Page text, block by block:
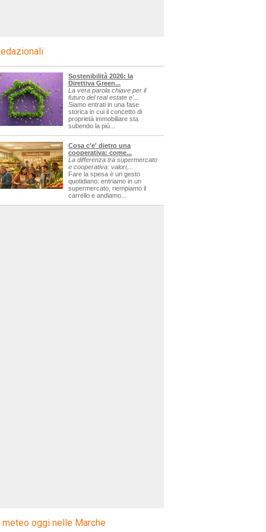
Sostenibilità 2026: la
Direttiva Green...
La vera parola chiave per il
futuro del real estate e'...
Siamo entrati in una fase
storica in cui il concetto di
proprietà immobiliare sta
subendo la più...
Cosa c'e' dietro una
cooperativa: come...
La differenza tra supermercato
e cooperativa: valori,...
Fare la spesa è un gesto
quotidiano: entriamo in un
supermercato, riempiamo il
carrello e andiamo...
meteo oggi nelle Marche